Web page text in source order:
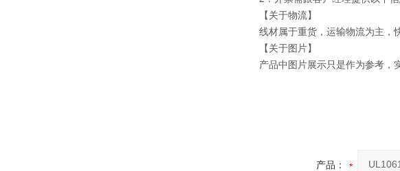
【关于物流】
线材属于重货，运输物流为主，
【关于图片】
产品中图片展示只是作为参考，
产品：